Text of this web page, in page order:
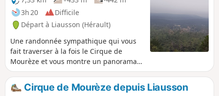
Pensez à consulter la carte.
3h 20
Difficile
Départ à Liausson (Hérault)
Une randonnée sympathique qui vous
fait traverser à la fois le Cirque de
Mourèze et vous montre un panorama
superbe sur le Lac du Salagou. Cette
randonnée est susceptible d'être
interdite en fonction du niveau de
Cirque de Mourèze depuis Liausson